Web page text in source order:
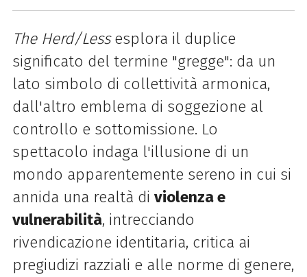
The Herd/Lessesplora il duplice
significato del termine "gregge": da un
lato simbolo di collettività armonica,
dall'altro emblema di soggezione al
controllo e sottomissione. Lo
spettacolo indaga l'illusione di un
mondo apparentemente sereno in cui si
annida una realtà di violenza e
vulnerabilità, intrecciando
rivendicazione identitaria, critica ai
pregiudizi razziali e alle norme di genere,